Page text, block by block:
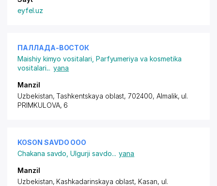
eyfel.uz
ПАЛЛАДА-ВОСТОК
Maishiy kimyo vositalari Parfyumeriya va kosmetika
vositalari... yana
Manzil
Uzbekistan, Tashkentskaya oblast, 702400, Almalik, ul.
PRIMKULOVA, 6
KOSON SAVDO ООО
Chakana savdo ,Ulgurji savdo... yana
Manzil
Uzbekistan, Kashkadarinskaya oblast, Kasan, ul.